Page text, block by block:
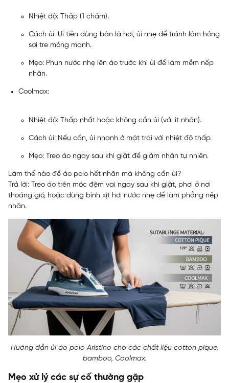
Nhiệt độ: Thấp (1 chấm).
Cách ủi: Ưi tiên dùng bàn là hơi, ủi nhẹ để tránh làm hỏng
sợi tre mỏng manh.
Mẹo: Phun nước nhẹ lên áo trước khi ủi để làm mềm nếp
nhăn.
Coolmax:
Nhiệt độ: Thấp nhất hoặc không cần ủi (vải ít nhăn).
Cách ủi: Nếu cần, ủi nhanh ở mặt trái với nhiệt độ thấp.
Mẹo: Treo áo ngay sau khi giặt để giảm nhăn tự nhiên.
Làm thế nào để áo polo hết nhăn mà không cần ủi?
Trả lời: Treo áo trên móc đệm vai ngay sau khi giặt, phơi ở nơi
thoáng gió, hoặc dùng bình xịt hơi nước nhẹ để làm phẳng nếp
nhăn.
Hướng dẫn ủi áo polo Aristino cho các chất liệu cotton pique,
bamboo, Coolmax.
Mẹo xử lý các sự cố thường gặp